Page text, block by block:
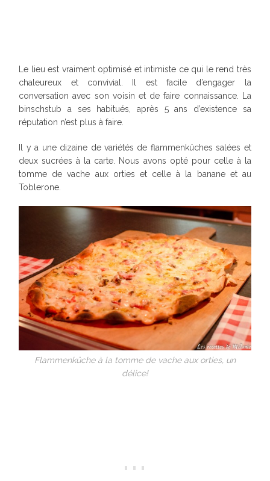
Le lieu est vraiment optimisé et intimiste ce qui le rend très
chaleureux et convivial. Il est facile d’engager la
conversation avec son voisin et de faire connaissance. La
binschstub a ses habitués, après 5 ans d’existence sa
réputation n’est plus à faire.
Il y a une dizaine de variétés de flammenküches salées et
deux sucrées à la carte. Nous avons opté pour celle à la
tomme de vache aux orties et celle à la banane et au
Toblerone.
Flammenküche à la tomme de vache aux orties, un
délice!